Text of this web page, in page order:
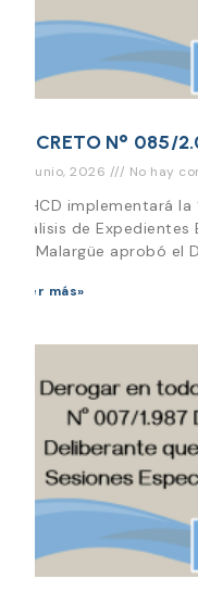
DECRETO N° 085/
22 junio, 2026 No hay
El HCD implementará
análisis de
de Malargüe aprobó el
Leer más»